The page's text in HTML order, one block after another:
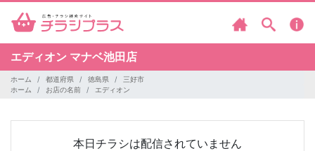
エディオン マナベ池田店
ホーム 都道府県 徳島県
三好市
ホーム
お店の名前 エディオン
本日チラシは配信されていません